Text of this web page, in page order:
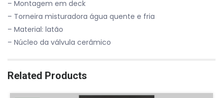
– Montagem em deck
– Torneira misturadora água quente e fria
– Material: latão
– Núcleo da válvula cerâmico
Related Products